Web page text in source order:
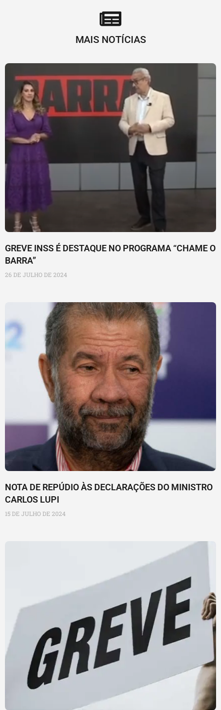
MAIS NOTÍCIAS
GREVE INSS É DESTAQUE NO PROGRAMA “CHAME O
BARRA”
26 DE JULHO DE 2024
NOTA DE REPÚDIO ÀS DECLARAÇÕES DO MINISTRO
CARLOS LUPI
15 DE JULHO DE 2024